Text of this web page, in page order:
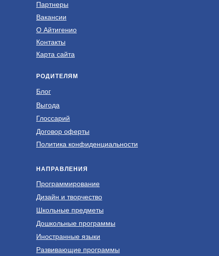
РОДИТЕЛЯМ
Блог
НАПРАВЛЕНИЯ
Программирование
Выгода
Глоссарий
Школьные предметы
Дизайн и творчество
Политика конфиденциальности
Договор оферты
Дошкольные программы
Иностранные языки
Развивающие программы
Партнеры
Вакансии
О Айтигенио
Контакты
Карта сайта